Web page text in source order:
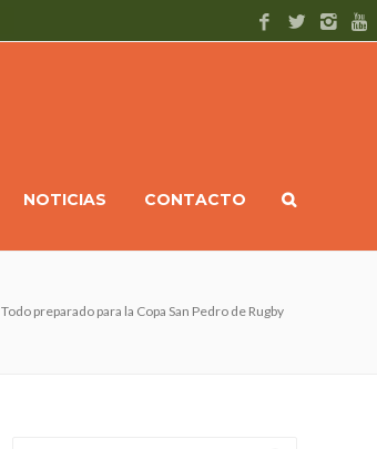
NOTICIAS CONTACTO
Todo preparado para la Copa San Pedro de Rugby